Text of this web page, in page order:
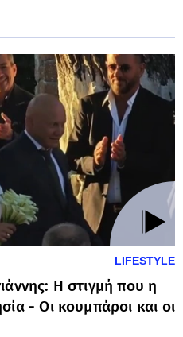
LIFESTYLE
Η στιγμή που η
- Οι κουμπάροι και οι